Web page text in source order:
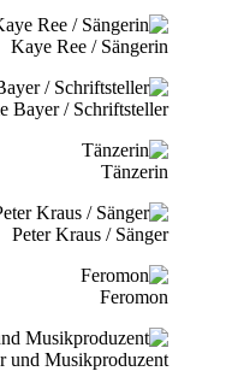
Kaye Ree / Sängerin
Bayer / Schriftsteller
Tänzerin
Peter Kraus / Sänger
Feromon
und Musikproduzent